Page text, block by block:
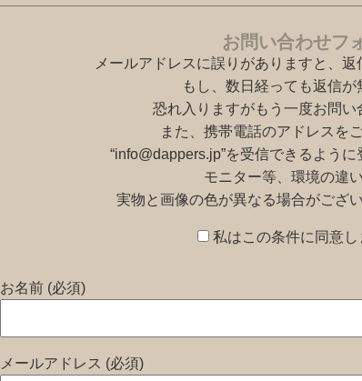
お問い合わせフ
メールアドレスに誤りがありますと、返
もし、数日経っても返信が
恐れ入りますがもう一度お問い
また、携帯電話のアドレスを
“info@dappers.jp”を受信できるように
モニター等、環境の違い
実物と画像の色が異なる場合がござ
私はこの条件に同意し
お名前 (必須)
メールアドレス (必須)